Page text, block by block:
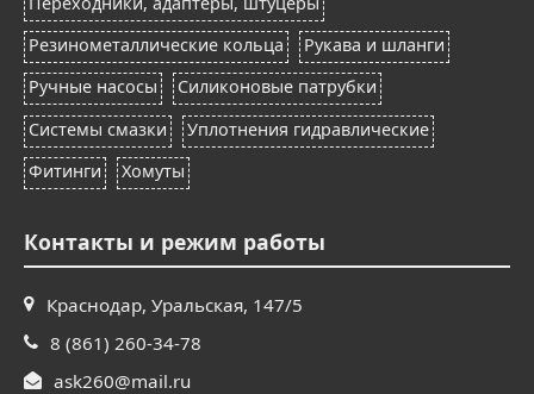
Резинометаллические кольца
Рукава и шланги
Ручные насосы
Силиконовые патрубки
Системы смазки
Уплотнения гидравлические
Фитинги
Хомуты
Контакты и режим работы
Краснодар, Уральская, 147/5
8 (861) 260-34-78
ask260@mail.ru